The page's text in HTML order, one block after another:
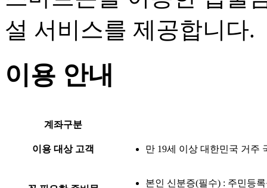
설 서비스를 제공합니다.
이용 안내
계좌구분
이용 대상 고객 만 19세 이상 대한민국 거주
본인 신분증(필수) : 주민등